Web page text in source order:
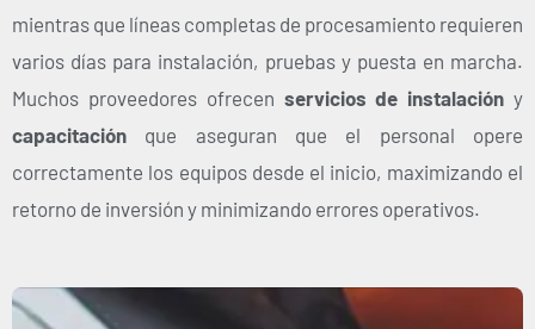
mientras que líneas completas de procesamiento requieren
varios días para instalación, pruebas y puesta en marcha.
Muchos proveedores ofrecen servicios de instalación y
capacitación que aseguran que el personal opere
correctamente los equipos desde el inicio, maximizando el
retorno de inversión y minimizando errores operativos.